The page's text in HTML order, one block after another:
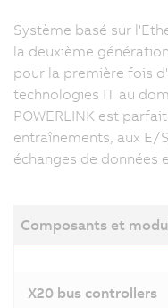
Système basé sur
la deuxième
pour la première fois
technologies IT au
POWERLINK est
entraînements, aux E/
échanges de données
Composants et
X20 bus controllers